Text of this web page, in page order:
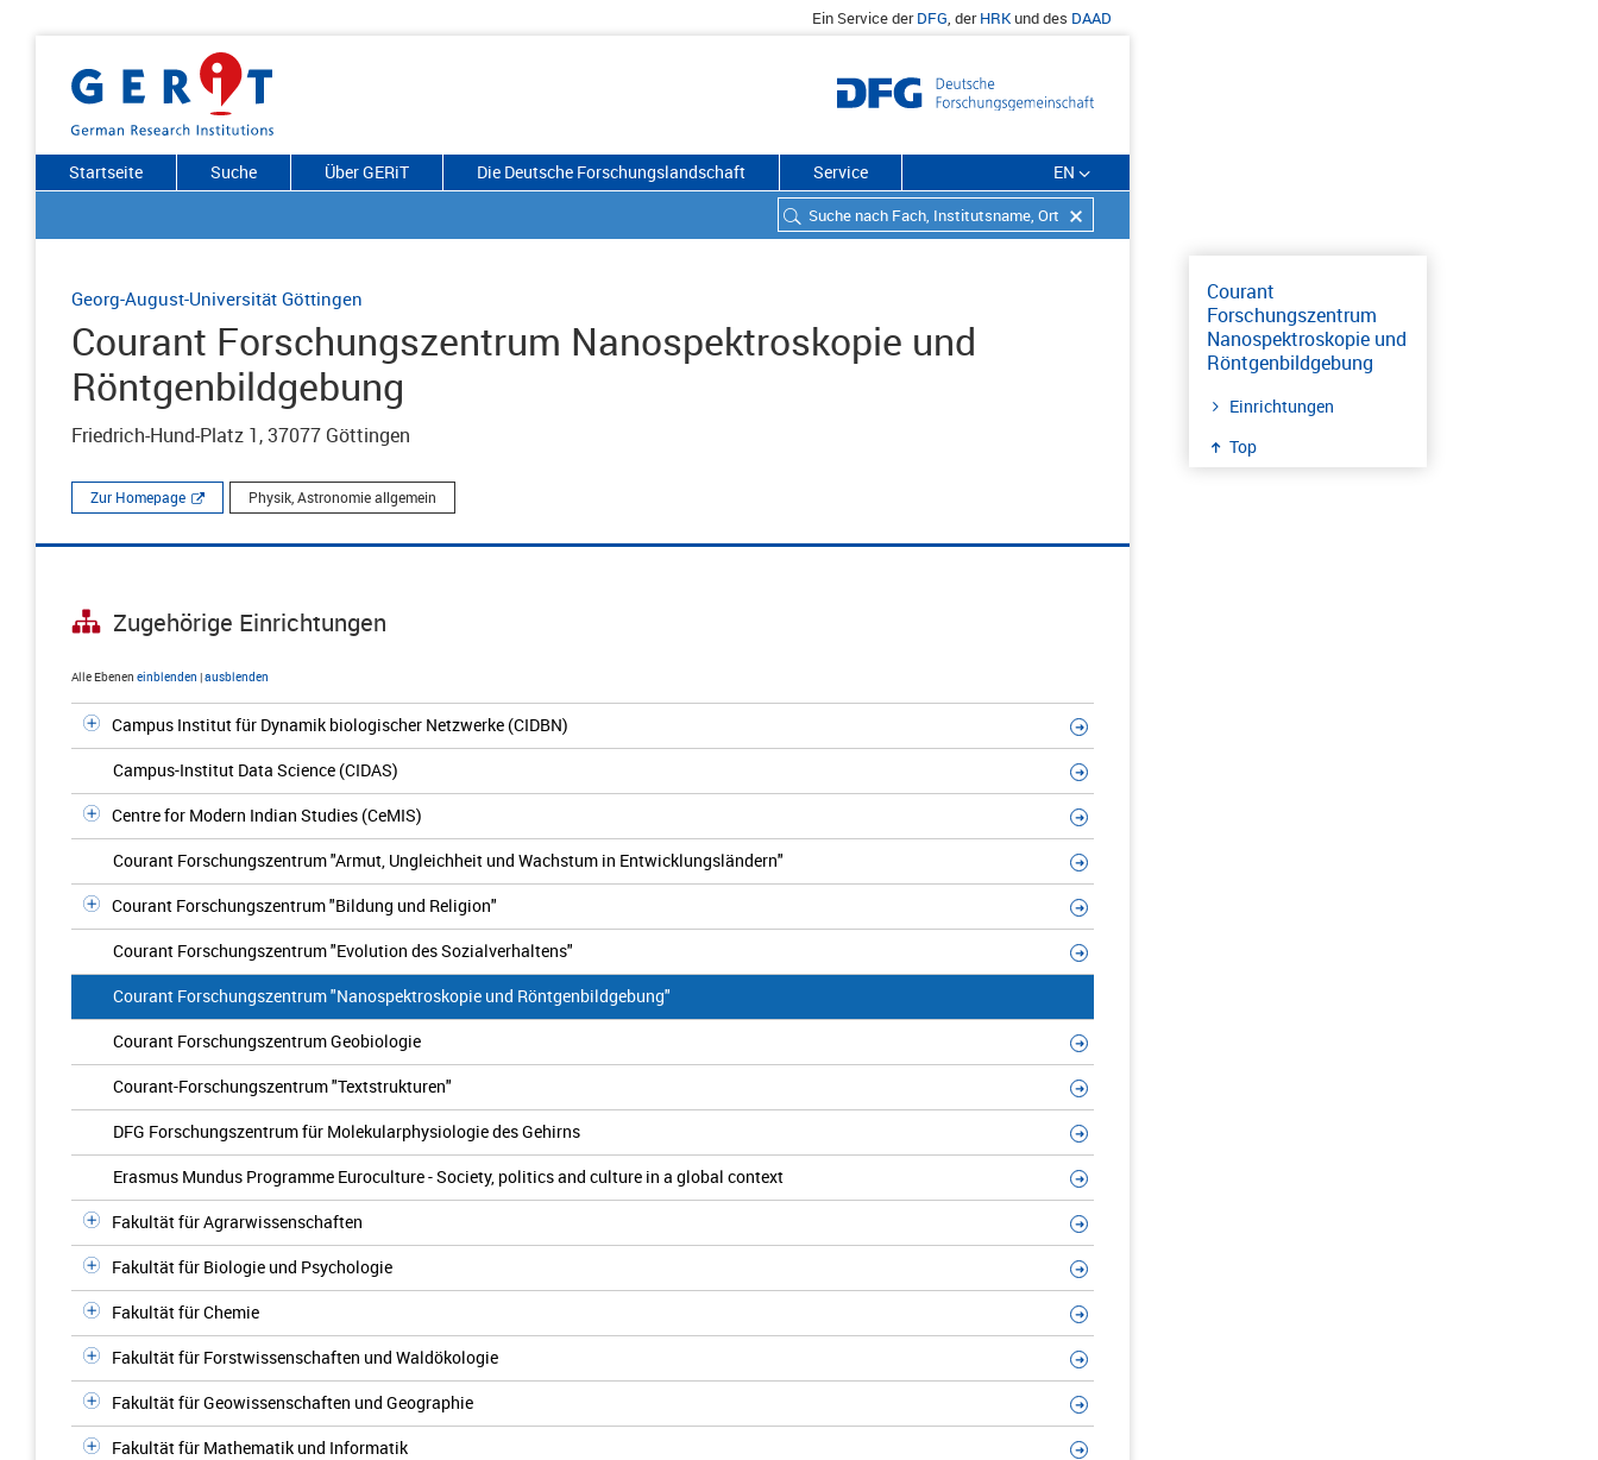
Ein Service derDFG, derHRKund des DAAD
Startseite Suche Über GERiT Die Deutsche Forschungslandschaft Service EN
Courant
Forschungszentrum
Nanospektroskopie und
Röntgenbildgebung
Einrichtungen
Top
Georg-August-Universität Göttingen
Courant Forschungszentrum Nanospektroskopie und
Röntgenbildgebung
Friedrich-Hund-Platz 1, 37077 Göttingen
Zur Homepage Physik, Astronomie allgemein
Zugehörige Einrichtungen
Alle Ebenen einblenden |ausblenden
Campus Institut für Dynamik biologischer Netzwerke (CIDBN)
Campus-Institut Data Science (CIDAS)
Centre for Modern Indian Studies (CeMIS)
Courant Forschungszentrum "Armut, Ungleichheit und Wachstum in Entwicklungsländern"
Courant Forschungszentrum "Bildung und Religion"
Courant Forschungszentrum "Evolution des Sozialverhaltens"
Courant Forschungszentrum "Nanospektroskopie und Röntgenbildgebung"
Courant Forschungszentrum Geobiologie
Courant-Forschungszentrum "Textstrukturen"
DFG Forschungszentrum für Molekularphysiologie des Gehirns
Erasmus Mundus Programme Euroculture - Society, politics and culture in a global context
Fakultät für Agrarwissenschaften
Fakultät für Biologie und Psychologie
Fakultät für Chemie
Fakultät für Forstwissenschaften und Waldökologie
Fakultät für Geowissenschaften und Geographie
Fakultät für Mathematik und Informatik